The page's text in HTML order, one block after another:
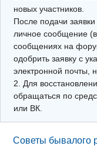
Видео РЗиА
Фотохостинг
Телеграм
новых участников.
После подачи
личное сообщение
сообщениях на
одобрить заявку с
электронной почты,
2. Для
обращаться по
или ВК.
Советы бывалого